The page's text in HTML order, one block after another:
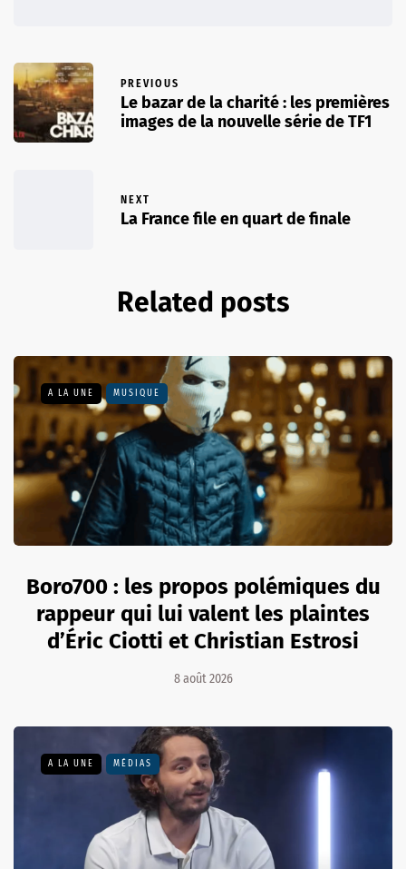
PREVIOUS
Le bazar de la charité : les premières
images de la nouvelle série de TF1
NEXT
La France file en quart de finale
Related posts
A LA UNE MUSIQUE
Boro700 : les propos polémiques du
rappeur qui lui valent les plaintes
d’Éric Ciotti et Christian Estrosi
8 août 2026
A LA UNE MÉDIAS